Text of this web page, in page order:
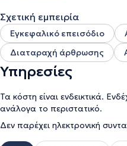
Σχετική εμπειρία
Εγκεφαλικό επεισόδιο
Διαταραχή άρθρωσης
Υπηρεσίες
Τα κόστη είναι ενδεικτικά.
ανάλογα το περιστατικό.
Δεν παρέχει ηλεκτρονική